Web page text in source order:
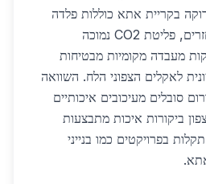
בקריית אתא כוללות פלדה
עם 90% חומרים ממוחזרים, פליטת CO2 נמוכה
מעבדה מקומיות מבטיחות
לאקלים הצפוני הלח. השוואה
סובלים מעיכובים איכותיים
ביקורות איכות מתבצעות
בפרויקטים כמו בנייני